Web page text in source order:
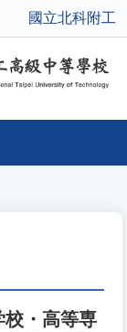
國立北科附工
校・高等専